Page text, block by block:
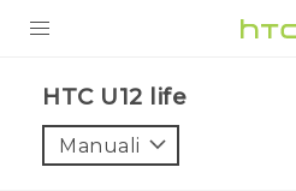
VIVE
HTC U12 life‎
Manuali